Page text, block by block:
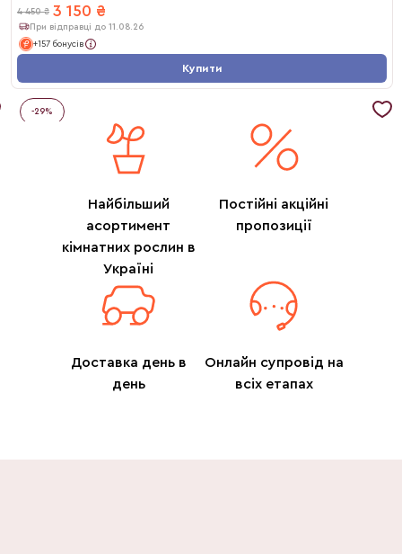
4 450 ₴ 3 150 ₴
При відправці до 11.08.26
+157 бонусів
Купити
-29%
Найбільший
асортимент
кімнатних рослин в
Україні
Постійні акційні
пропозиції
Доставка день в
день
Онлайн супровід на
всіх етапах